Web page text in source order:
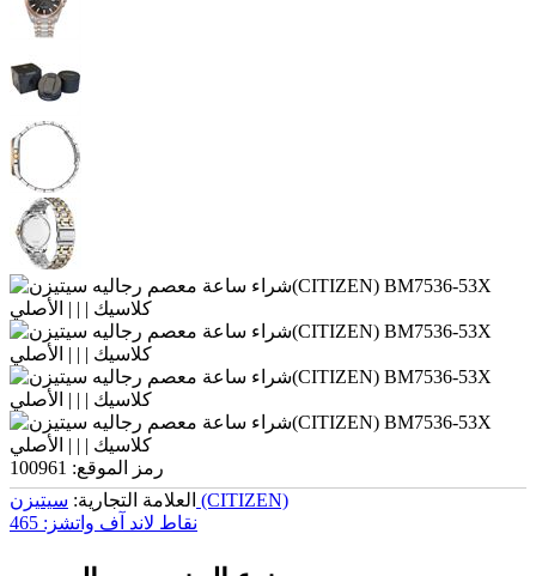
رمز الموقع: 100961
العلامة التجارية: سیتیزن (CITIZEN)
نقاط لاند آف واتشز: 465